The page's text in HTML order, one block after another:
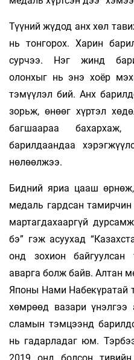
Түүний жүдод анх хөл
нь тонгорох. Харин
сурчээ. Нэг жинд
олонхыг нь энэ хоёр
тэмүүлэл бий. Анх
зорьж, өнөөг хүртэл
багшаараа
барилдаандаа
нөлөөлжээ.
Бидний яриа цааш
медаль гардсан
мартагдахааргүй
бэ” гэж асуухад
онд зохион байгуулсан
аварга болж байв. Алтан
Японы Нами Набекүратай
хөмрөөд вазари
сламын тэмцээнд
нь гадарладаг юм.